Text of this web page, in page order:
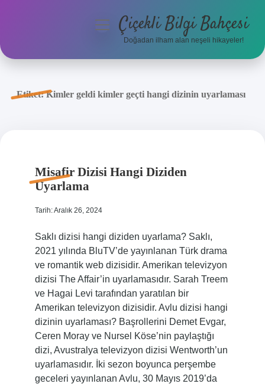
Anasayfa
menüyüÇiçekli Bilgi Bahçesi
Doğadan ilham alan neşeli hikayeler!
Etiket:Kimler geldi kimler geçti hangi dizinin uyarlaması
Misafir Dizisi Hangi Diziden
Uyarlama
Tarih: Aralık 26, 2024
Saklı dizisi hangi diziden uyarlama? Saklı,
2021 yılında BluTV’de yayınlanan Türk drama
ve romantik web dizisidir. Amerikan televizyon
dizisi The Affair’in uyarlamasıdır. Sarah Treem
ve Hagai Levi tarafından yaratılan bir
Amerikan televizyon dizisidir. Avlu dizisi hangi
dizinin uyarlaması? Başrollerini Demet Evgar,
Ceren Moray ve Nursel Köse’nin paylaştığı
dizi, Avustralya televizyon dizisi Wentworth’un
uyarlamasıdır. İki sezon boyunca perşembe
geceleri yayınlanan Avlu, 30 Mayıs 2019’da